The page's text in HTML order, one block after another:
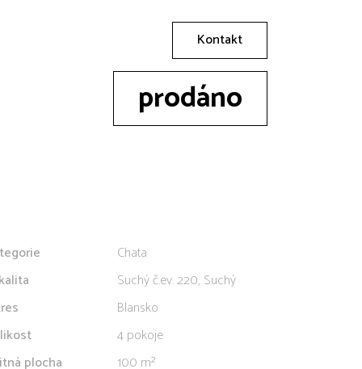
Kontakt
prodáno
Chata
Suchý č.ev. 220, Suchý
Blansko
4 pokoje
plocha
100 m²